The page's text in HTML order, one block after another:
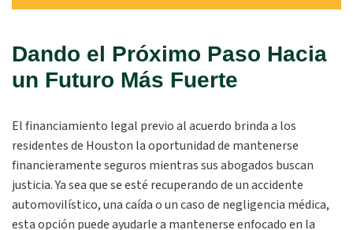
Dando el Próximo Paso Hacia
un Futuro Más Fuerte
El financiamiento legal previo al acuerdo brinda a los
residentes de Houston la oportunidad de mantenerse
financieramente seguros mientras sus abogados buscan
justicia. Ya sea que se esté recuperando de un accidente
automovilístico, una caída o un caso de negligencia médica,
esta opción puede ayudarle a mantenerse enfocado en la